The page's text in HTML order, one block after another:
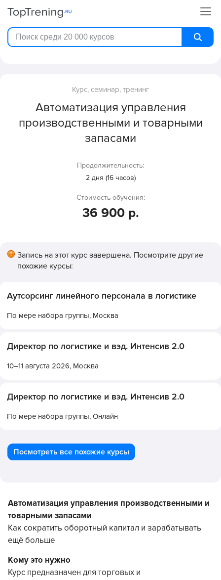
Курс, семинар, тренинг
Автоматизация управления
производственными и товарными
запасами
Продолжительность:
2 дня (16 часов)
Стоимость обучения:
36 900 р.
Запись на этот курс завершена. Посмотрите другие
похожие курсы:
Аутсорсинг линейного персонала в логистике
По мере набора группы, Москва
Директор по логистике и вэд. Интенсив 2.0
10–11 августа 2026, Москва
Директор по логистике и вэд. Интенсив 2.0
По мере набора группы, Онлайн
Посмотреть все похожие курсы
Автоматизация управления производственными и
товарными запасами
Как сократить оборотный капитал и зарабатывать
ещё больше
Кому это нужно
Курс предназначен для торговых и